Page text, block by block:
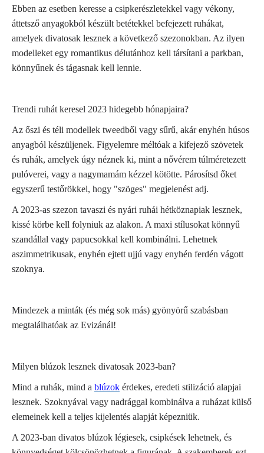
Ebben az esetben keresse a csipkerészletekkel vagy vékony,
áttetsző anyagokból készült betétekkel befejezett ruhákat,
amelyek divatosak lesznek a következő szezonokban. Az ilyen
modelleket egy romantikus délutánhoz kell társítani a parkban,
könnyűnek és tágasnak kell lennie.
Trendi ruhát keresel 2023 hidegebb hónapjaira?
Az őszi és téli modellek tweedből vagy sűrű, akár enyhén húsos
anyagból készüljenek. Figyelemre méltóak a kifejező szövetek
és ruhák, amelyek úgy néznek ki, mint a nővérem túlméretezett
pulóverei, vagy a nagymamám kézzel kötötte. Párosítsd őket
egyszerű testőrökkel, hogy "szöges" megjelenést adj.
A 2023-as szezon tavaszi és nyári ruhái hétköznapiak lesznek,
kissé körbe kell folyniuk az alakon. A maxi stílusokat könnyű
szandállal vagy papucsokkal kell kombinálni. Lehetnek
aszimmetrikusak, enyhén ejtett ujjú vagy enyhén ferdén vágott
szoknya.
Mindezek a minták (és még sok más) gyönyörű szabásban
megtalálhatóak az Evizánál!
Milyen blúzok lesznek divatosak 2023-ban?
Mind a ruhák, mind a blúzok érdekes, eredeti stilizáció alapjai
lesznek. Szoknyával vagy nadrággal kombinálva a ruházat külső
elemeinek kell a teljes kijelentés alapját képezniük.
A 2023-ban divatos blúzok légiesek, csipkések lehetnek, és